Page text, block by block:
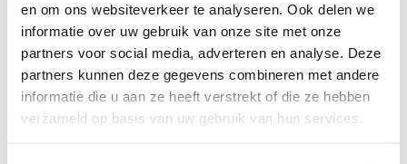
en om ons websiteverkeer te analyseren. Ook delen we
informatie over uw gebruik van onze site met onze
partners voor social media, adverteren en analyse. Deze
partners kunnen deze gegevens combineren met andere
informatie die u aan ze heeft verstrekt of die ze hebben
verzameld op basis van uw gebruik van hun services.